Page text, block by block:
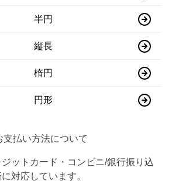
半円
縦長
楕円
円形
支払い方法について
ットカード・コンビニ/銀行振り込
対応しています。